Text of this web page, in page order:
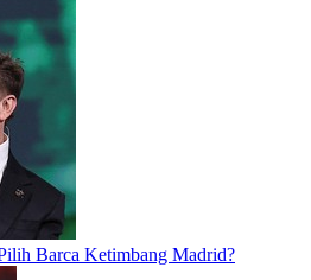
Barca Ketimbang Madrid?